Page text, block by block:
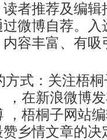
者推荐及编
微博自荐。
容丰富、有
方式：关注梧
，在新浪微博
，梧桐子网站
乡情文章的